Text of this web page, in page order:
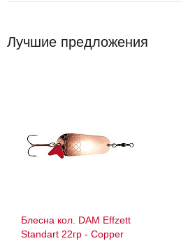
Лучшие предложения
Блесна кол. DAM Effzett
Standart 22гр - Copper